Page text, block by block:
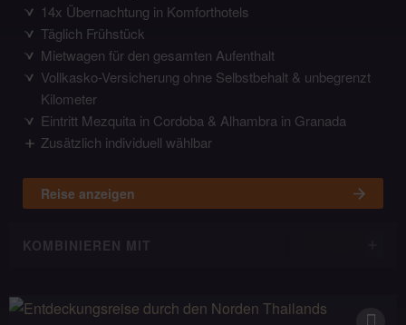
14x Übernachtung in Komforthotels
Täglich Frühstück
Mietwagen für den gesamten Aufenthalt
Vollkasko-Versicherung ohne Selbstbehalt & unbegrenzt
Kilometer
Eintritt Mezquita in Cordoba & Alhambra in Granada
Zusätzlich individuell wählbar
Reise anzeigen
KOMBINIEREN MIT